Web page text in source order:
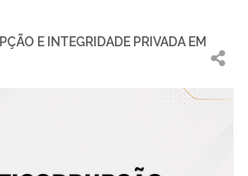
E INTEGRIDADE PRIVADA EM